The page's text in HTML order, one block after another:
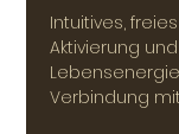
Intuitives, freies
Aktivierung
Verbindung